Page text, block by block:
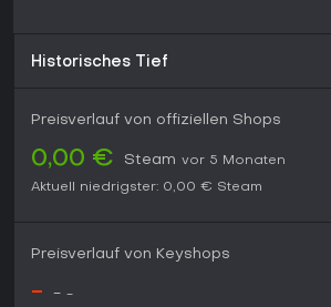
Historisches Tief
Preisverlauf von offiziellen Shops
0,00 € Steam vor 5 Monaten
Aktuell niedrigster: 0,00 € Steam
Preisverlauf von Keyshops
- - -